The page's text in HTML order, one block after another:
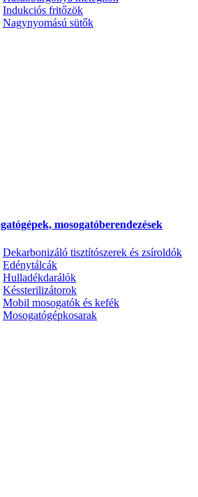
Indukciós fritőzök
Nagynyomású sütők
mosogatóberendezések
Dekarbonizáló tisztítószerek és zsíroldók
Edénytálcák
Hulladékdarálók
Késsterilizátorok
Mobil mosogatók és kefék
Mosogatógépkosarak